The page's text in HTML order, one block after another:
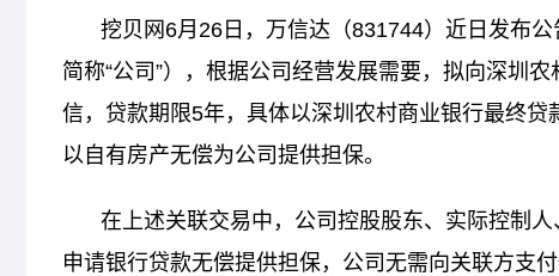
挖贝网6月26日，万信达（831744）近日发布
简称“公司”），根据公司经营发展需要，拟向深圳
信，贷款期限5年，具体以深圳农村商业银行最终
以自有房产无偿为公司提供担保。
在上述关联交易中，公司控股股东、实际控制
申请银行贷款无偿提供担保，公司无需向关联方支